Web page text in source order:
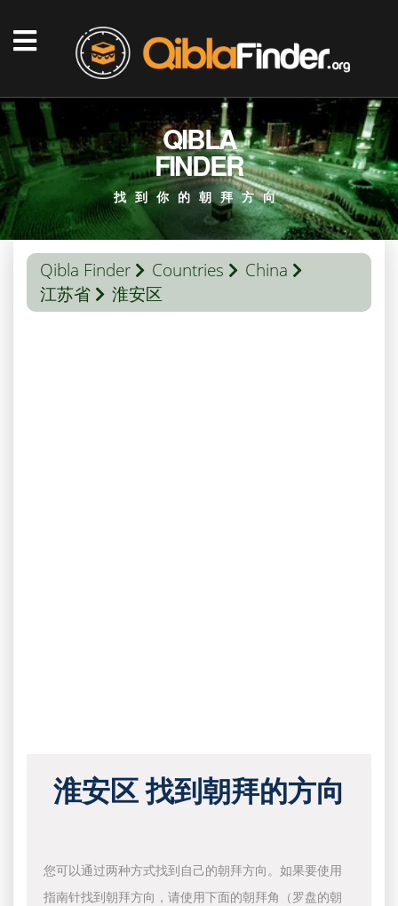
QIBLA
FINDER
找到你的朝拜方向
Qibla Finder Countries
China
江苏省
淮安区
淮安区 找到朝拜的方向
您可以通过两种方式找到自己的朝拜方向。如果要使用
指南针找到朝拜方向，请使用下面的朝拜角（罗盘的朝